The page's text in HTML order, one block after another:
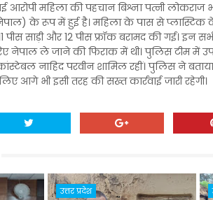
महिला की पहचान बिश्ना पत्नी लोकराज
के रूप में हुई है। महिला के पास से प्लास्टिक
साड़ी और 12 पीस फ्रॉक बरामद की गई। इन
नेपाल ले जाने की फिराक में थी। पुलिस टीम में
नाहिद परवीन शामिल रहीं। पुलिस ने
आगे भी इसी तरह की सख्त कार्रवाई जारी रहेगी।
उत्तर प्रदेश